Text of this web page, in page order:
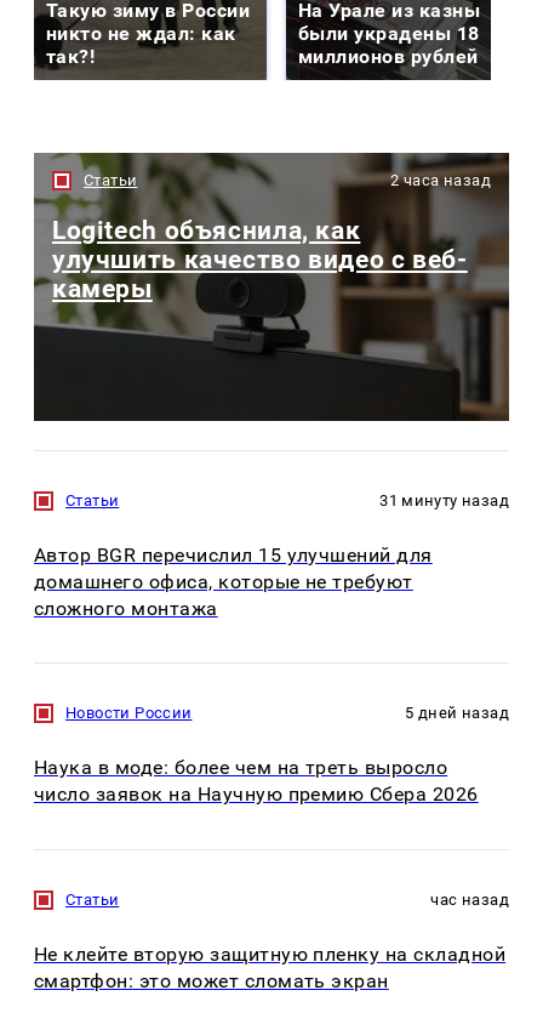
Такую зиму в России
никто не ждал: как
так?!
На Урале из казны
были украдены 18
миллионов рублей
Статьи 2 часа назад
Logitech объяснила, как
улучшить качество видео с веб-
камеры
Статьи 31 минуту назад
Автор BGR перечислил 15 улучшений для
домашнего офиса, которые не требуют
сложного монтажа
Новости России 5 дней назад
Наука в моде: более чем на треть выросло
число заявок на Научную премию Сбера 2026
Статьи час назад
Не клейте вторую защитную пленку на складной
смартфон: это может сломать экран